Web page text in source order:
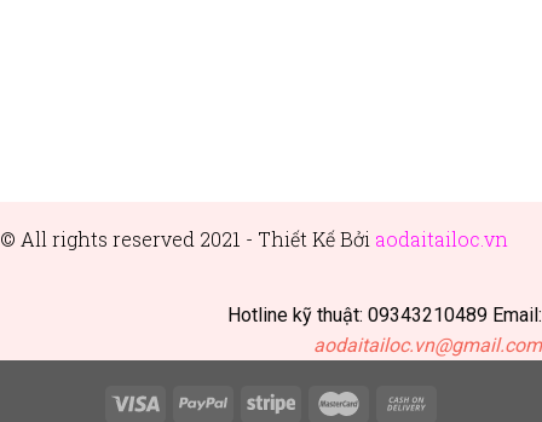
© All rights reserved 2021 - Thiết Kế Bởi aodaitailoc.vn
Hotline kỹ thuật: 09343210489 Email:
aodaitailoc.vn@gmail.com